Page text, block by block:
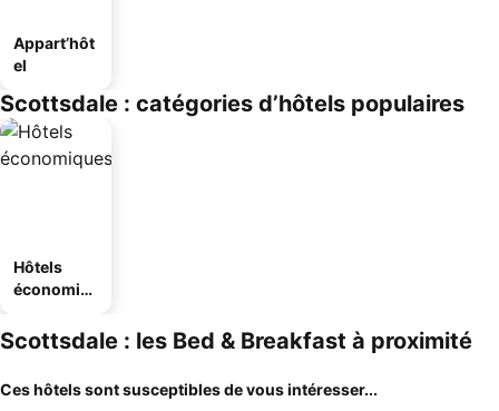
Appart’hôt
el
Scottsdale : catégories d’hôtels populaires
Hôtels
économiq
Scottsdale : les Bed & Breakfast à proximité
Ces hôtels sont susceptibles de vous intéresser...